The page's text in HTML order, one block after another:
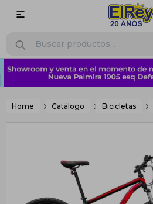

Home Catálogo Bicicletas